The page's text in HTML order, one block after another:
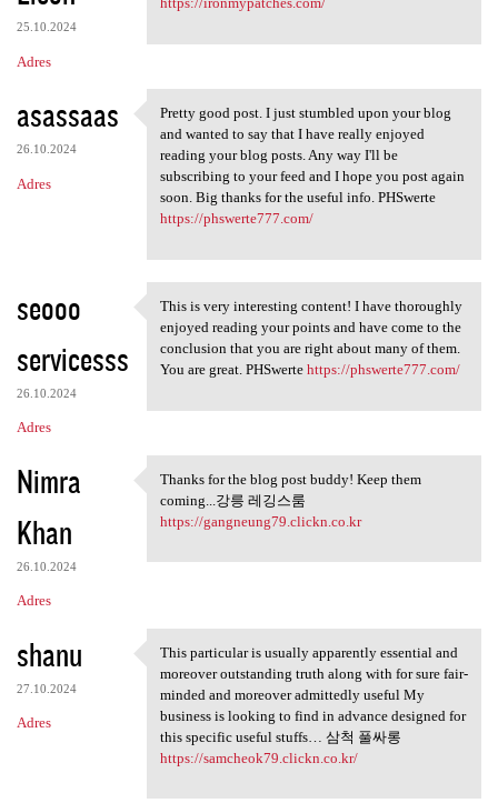
25.10.2024
Adres
asassaas
26.10.2024
Adres
Pretty good post. I just
Pretty good post. I just stumbled upon your blog
and wanted to say that I have really enjoyed
reading your blog posts. Any way I'll be
subscribing to your feed and I hope you post again
soon. Big thanks for the useful info. PHSwerte
https://phswerte777.com/
seooo
servicesss
26.10.2024
Adres
This is very interesting
This is very interesting content! I have thoroughly
enjoyed reading your points and have come to the
conclusion that you are right about many of them.
You are great. PHSwerte https://phswerte777.com/
Nimra
Khan
26.10.2024
Adres
Thanks for the blog post
Thanks for the blog post buddy! Keep them
coming...강릉 레깅스룸
https://gangneung79.clickn.co.kr
shanu
27.10.2024
Adres
This particular is usually
This particular is usually apparently essential and
moreover outstanding truth along with for sure fair-
minded and moreover admittedly useful My
business is looking to find in advance designed for
this specific useful stuffs… 삼척 풀싸롱
https://samcheok79.clickn.co.kr/